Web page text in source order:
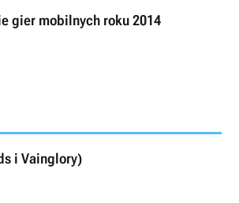
gier mobilnych roku 2014
i Vainglory)